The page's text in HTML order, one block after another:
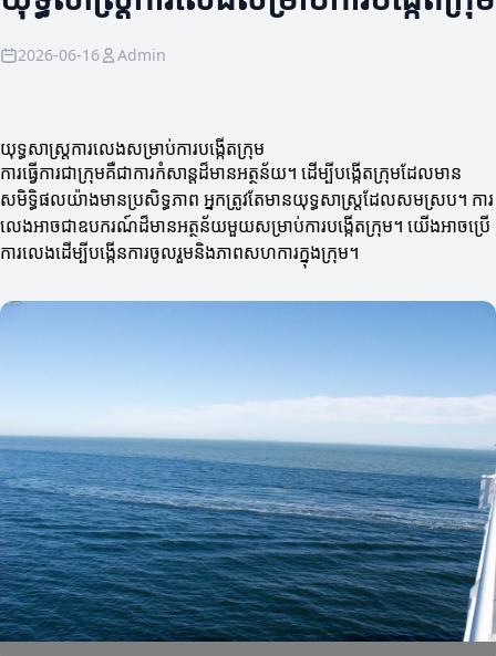
2026-06-16 Admin
យុទ្ធសាស្ត្រការលេងសម្រាប់ការបង្កើតក្រុម
ការធ្វើការជាក្រុមគឺជាការកំសាន្តដ៏មានអត្ថន័យ។ ដើម្បីបង្កើតក្រុមដែលមាន
សមិទ្ធិផលយ៉ាងមានប្រសិទ្ធភាព អ្នកត្រូវតែមានយុទ្ធសាស្ត្រដែលសមស្រប។ ការ
លេងអាចជាឧបករណ៍ដ៏មានអត្ថន័យមួយសម្រាប់ការបង្កើតក្រុម។ យើងអាចប្រើ
ការលេងដើម្បីបង្កើនការចូលរួមនិងភាពសហការក្នុងក្រុម។